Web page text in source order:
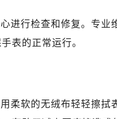
）
进行检查和修复。专业
表的正常运行。
柔软的无绒布轻轻擦拭